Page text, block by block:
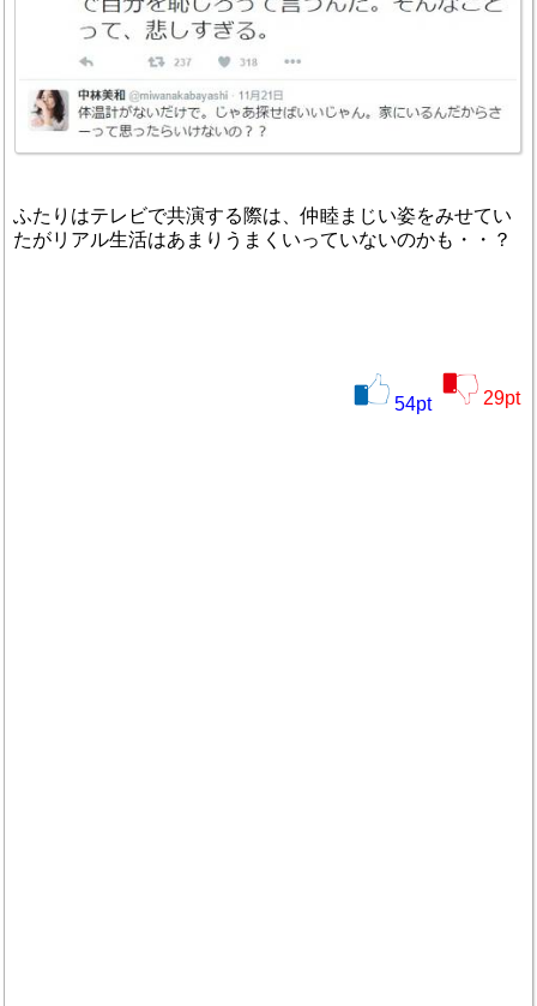
ふたりはテレビで共演する際は、仲睦まじい姿をみせてい
たがリアル生活はあまりうまくいっていないのかも・・？
54pt 29pt